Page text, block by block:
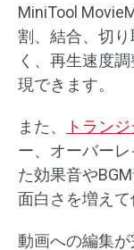
MiniTool
割、結合、切
く、再生速度
現できます。
また、 トラン
ー、オーバー
た効果音や
面白さを増えて
動画への編集